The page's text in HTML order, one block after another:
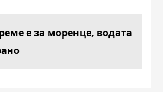
е за моренце, водата